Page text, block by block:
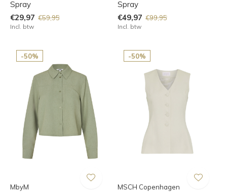
Spray
€29,97 €59,95
Incl. btw
Spray
€49,97 €99,95
Incl. btw
-50%
MbyM
-50%
MSCH Copenhagen